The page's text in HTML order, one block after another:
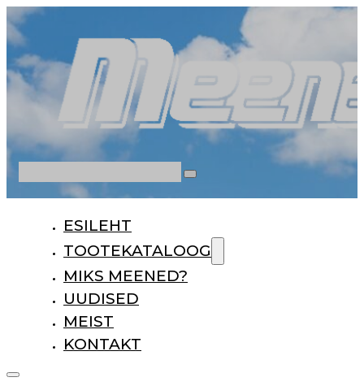
ESILEHT
TOOTEKATALOOG
MIKS MEENED?
UUDISED
MEIST
KONTAKT